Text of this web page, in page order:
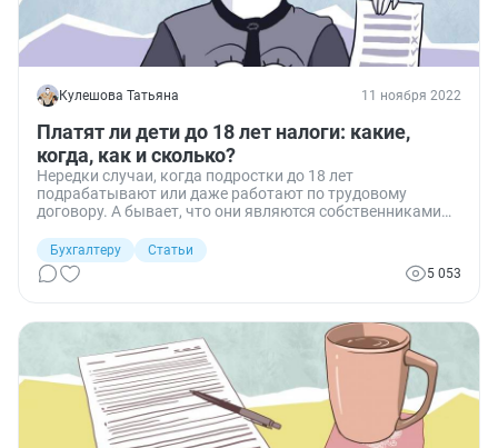
Кулешова Татьяна 11 ноября 2022
Платят ли дети до 18 лет налоги: какие,
когда, как и сколько?
Нередки случаи, когда подростки до 18 лет
подрабатывают или даже работают по трудовому
договору. А бывает, что они являются собственниками
дети платить НДФЛ?
Бухгалтеру
Статьи
5 053